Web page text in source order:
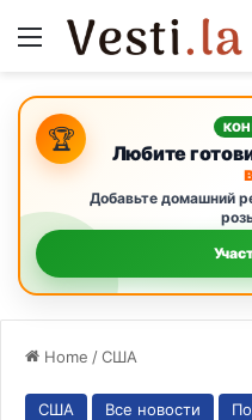
Menu
🏆 Любите
Добавьте домашний
Home /США
США Все новости